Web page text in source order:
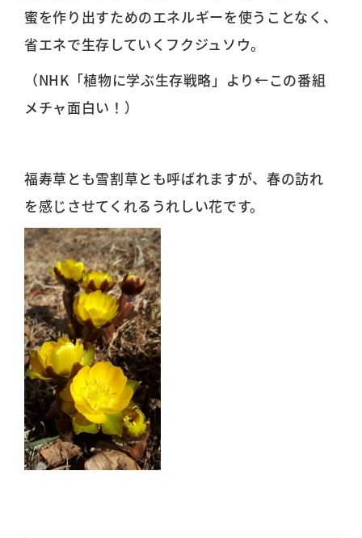
蜜を作り出すためのエネルギーを使うことなく、
省エネで生存していくフクジュソウ。
（NHK「植物に学ぶ生存戦略」より←この番組
メチャ面白い！）
福寿草とも雪割草とも呼ばれますが、春の訪れ
を感じさせてくれるうれしい花です。